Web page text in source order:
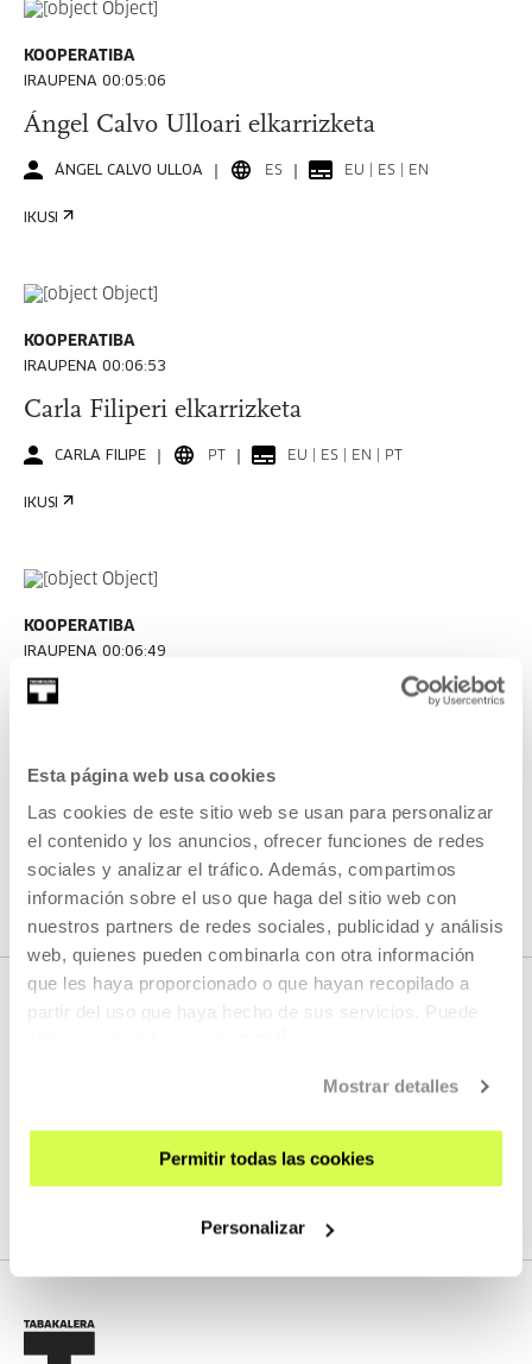
Esta página web usa cookies
Las cookies de este sitio web se usan para personalizar
el contenido y los anuncios, ofrecer funciones de redes
sociales y analizar el tráfico. Además, compartimos
información sobre el uso que haga del sitio web con
nuestros partners de redes sociales, publicidad y análisis
web, quienes pueden combinarla con otra información
que les haya proporcionado o que hayan recopilado a
partir del uso que haya hecho de sus servicios. Puede
Mostrar detalles
Permitir todas las cookies
Personalizar
KOOPERATIBA
IRAUPENA 00:05:06
Ángel Calvo Ulloari elkarrizketa
ÁNGEL CALVO ULLOA ES EU | ES | EN
IKUSI
KOOPERATIBA
IRAUPENA 00:06:53
Carla Filiperi elkarrizketa
CARLA FILIPE PT EU | ES | EN | PT
IKUSI
KOOPERATIBA
IRAUPENA 00:06:49
Taxio Ardanazi elkarrizketa
IKUSI EDUKI GUZTIA